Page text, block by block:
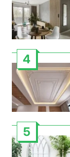
4
5